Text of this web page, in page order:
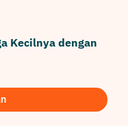
Kecilnya dengan